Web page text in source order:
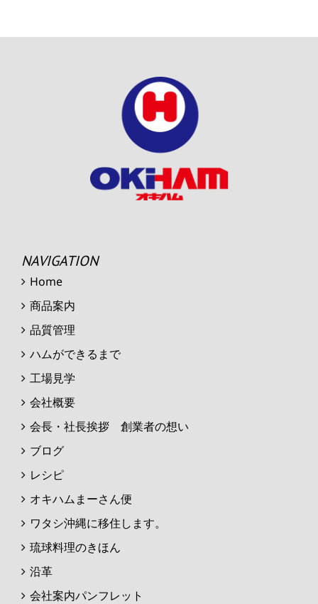
NAVIGATION
Home
商品案内
品質管理
ハムができるまで
工場見学
会社概要
会長・社長挨拶 創業者の想い
ブログ
レシピ
オキハムまーさん便
ワタシ沖縄に移住します。
琉球料理のきほん
沿革
会社案内パンフレット